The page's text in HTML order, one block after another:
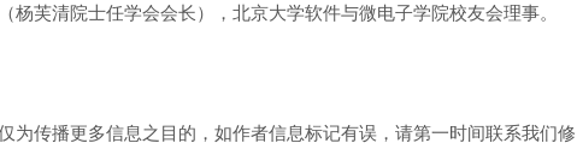
芙清院士任学会会长），北京大学软件与微电子学院校友会理事。
为传播更多信息之目的，如作者信息标记有误，请第一时间联系我们修